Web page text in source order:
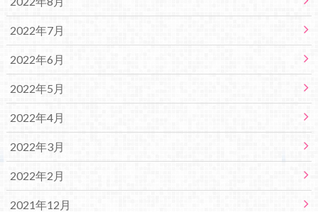
2022年7月
2022年6月
2022年5月
2022年4月
2022年3月
2022年2月
2021年12月